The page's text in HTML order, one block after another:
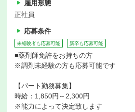
雇用形態
正社員
応募条件
未経験者も応募可能 新卒も応募可能
■薬剤師免許をお持ちの方
※調剤未経験の方も応募可能です
【パート勤務募集】
時給：1,850円～2,300円
※能力によって決定致します